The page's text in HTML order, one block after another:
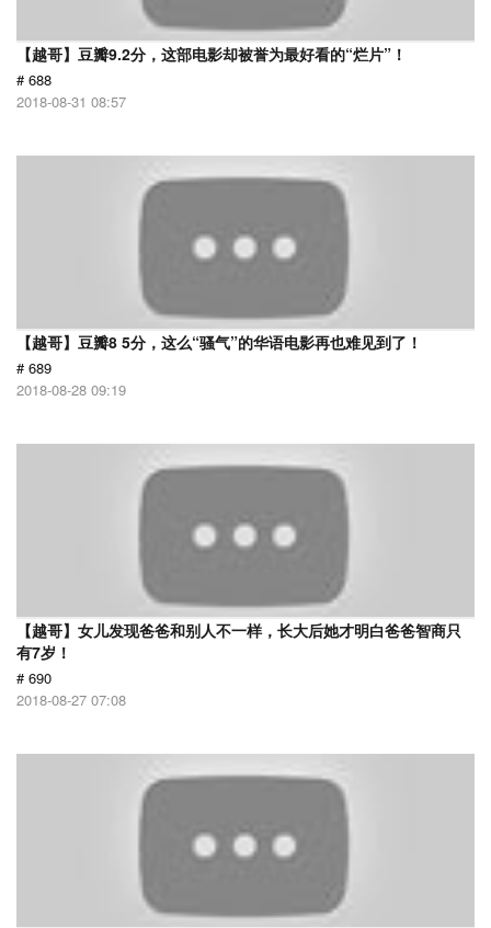
【越哥】豆瓣9.2分，这部电影却被誉为最好看的“烂片”！
# 688
2018-08-31 08:57
【越哥】豆瓣8 5分，这么“骚气”的华语电影再也难见到了！
# 689
2018-08-28 09:19
【越哥】女儿发现爸爸和别人不一样，长大后她才明白爸爸智商只
有7岁！
# 690
2018-08-27 07:08